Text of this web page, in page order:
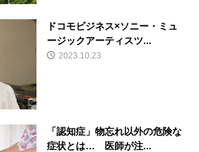
ドコモビジネス×ソニー・ミュ
ージックアーティスツ...
2023.10.23
「認知症」物忘れ以外の危険な
症状とは… 医師が注...